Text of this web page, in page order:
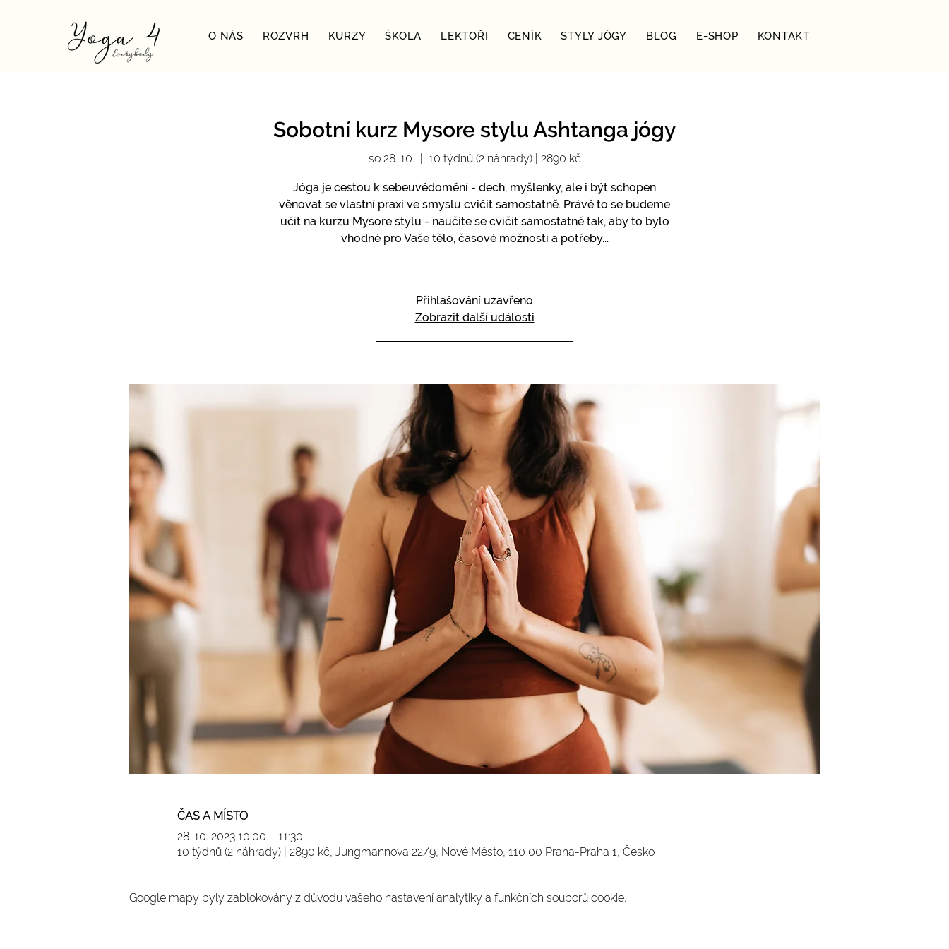
O NÁS ROZVRH KURZY ŠKOLA LEKTOŘI CENÍK STYLY JÓGY BLOG E-SHOP KONTAKT
Sobotní kurz Mysore stylu Ashtanga jógy
so 28. 10. 10 týdnů (2 náhrady) | 2890 kč
Jóga je cestou k sebeuvědomění - dech, myšlenky, ale i být schopen
věnovat se vlastní praxi ve smyslu cvičit samostatně. Právě to se budeme
učit na kurzu Mysore stylu - naučíte se cvičit samostatně tak, aby to bylo
vhodné pro Vaše tělo, časové možnosti a potřeby...
Přihlašování uzavřeno
Zobrazit další události
ČAS A MÍSTO
28. 10. 2023 10:00 – 11:30
10 týdnů (2 náhrady) | 2890 kč, Jungmannova 22/9, Nové Město, 110 00 Praha-Praha 1, Česko
Google mapy byly zablokovány z důvodu vašeho nastavení analytiky a funkčních souborů cookie.